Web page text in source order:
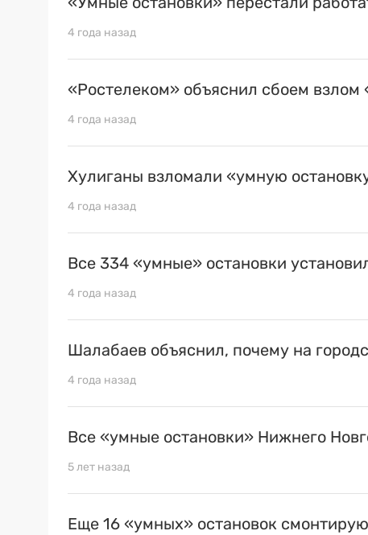
4 года назад
«Ростелеком» объяснил сбоем
4 года назад
Хулиганы взломали «умную
4 года назад
Все 334 «умные» остановки
4 года назад
Шалабаев объяснил, почему на
4 года назад
Все «умные остановки» Нижнего
5 лет назад
Еще 16 «умных» остановок